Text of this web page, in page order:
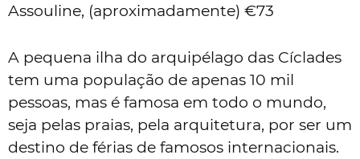
Assouline, (aproximadamente) €73
A pequena ilha do arquipélago das Cíclades
tem uma população de apenas 10 mil
pessoas, mas é famosa em todo o mundo,
seja pelas praias, pela arquitetura, por ser um
destino de férias de famosos internacionais.